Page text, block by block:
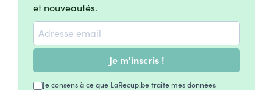
et nouveautés.
Je m'inscris !
Je consens à ce que LaRecup.be traite mes données